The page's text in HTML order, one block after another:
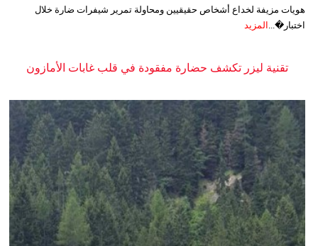
هويات مزيفة لخداع أشخاص حقيقيين ومحاولة تمرير شيفرات ضارة خلال
اختبار�...
المزيد
تقنية ليزر تكشف حضارة مفقودة في قلب غابات الأمازون